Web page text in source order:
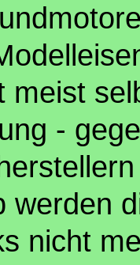
meist
-
werden
nicht